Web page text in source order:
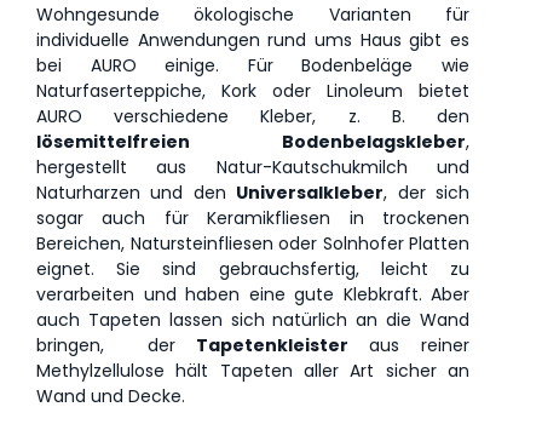
Wohngesunde ökologische Varianten für
individuelle Anwendungen rund ums Haus gibt es
bei AURO einige. FürBodenbeläge wie
Naturfaserteppiche, Kork oder Linoleum bietet
AURO verschiedene Kleber, z. B. den
lösemittelfreien Bodenbelagskleber,
hergestellt aus Natur-Kautschukmilch und
Naturharzen und den Universalkleber, der sich
sogar auch für Keramikfliesen in trockenen
Bereichen, Natursteinfliesen oder Solnhofer Platten
eignet.Sie sind gebrauchsfertig, leicht zu
verarbeiten und haben eine gute Klebkraft. Aber
auch Tapeten lassen sich natürlich an die Wand
bringen, der
Tapetenkleisteraus reiner
Methylzellulose hält Tapeten aller Art sicher an
Wand und Decke.